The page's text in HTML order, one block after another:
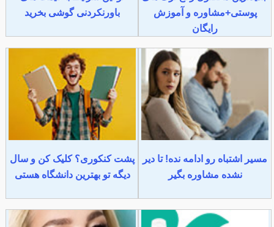
پوستی+مشاوره و آموزش
رایگان
باورنکردنی گوشی بخرید
مسیر اشتباه رو ادامه نده! تا دیر
نشده مشاوره بگیر
پشت کنکوری؟ کلیک کن و سال
دیگه تو بهترین دانشگاه هستی